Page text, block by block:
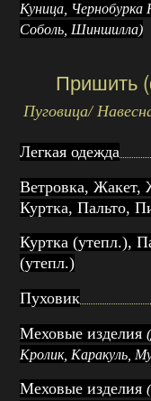
Куница, Чернобурка
Соболь, Шиншилла)
Пришить
Пуговица/
Легкая одежда
Ветровка, Жакет,
Куртка, Пальто,
Куртка (утепл.),
(утепл.)
Пуховик
Меховые изделия
Кролик, Каракуль,
Меховые изделия